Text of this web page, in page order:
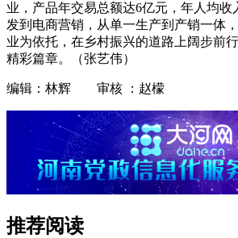
业，产品年交易总额达6亿元，年人均收
发到电商营销，从单一生产到产销一体
业为依托，在乡村振兴的道路上阔步前
精彩篇章。（张艺伟）
编辑：林辉 审核 ：赵檬
推荐阅读